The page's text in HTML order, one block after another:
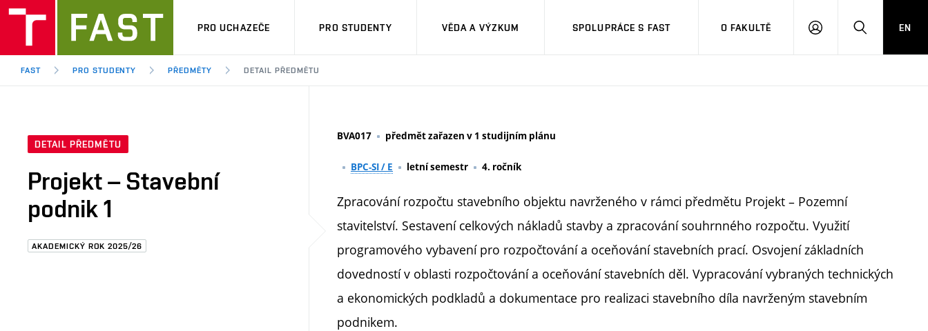
PRO UCHAZEČE PRO STUDENTY VĚDA A VÝZKUM SPOLUPRÁCE S FAST O FAKULTĚ
PŘIHLÁSITHLEDAT
EN
FAST PRO STUDENTY PŘEDMĚTY DETAIL PŘEDMĚTU
DETAIL PŘEDMĚTU
Projekt – Stavební
podnik 1
AKADEMICKÝ ROK 2025/26
BVA017 předmět zařazen v 1 studijním plánu
BPC-SI / E letní semestr 4. ročník
Zpracování rozpočtu stavebního objektu navrženého v rámci předmětu Projekt – Pozemní
stavitelství. Sestavení celkových nákladů stavby a zpracování souhrnného rozpočtu. Využití
programového vybavení pro rozpočtování a oceňování stavebních prací. Osvojení základních
dovedností v oblasti rozpočtování a oceňování stavebních děl. Vypracování vybraných technických
a ekonomických podkladů a dokumentace pro realizaci stavebního díla navrženým stavebním
podnikem.